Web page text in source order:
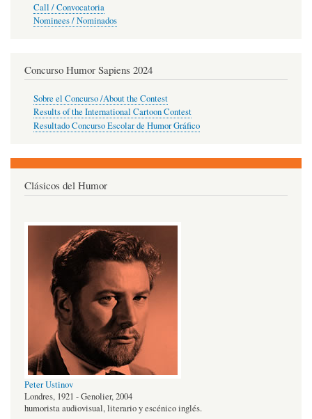
Call / Convocatoria
Nominees / Nominados
Concurso Humor Sapiens 2024
Sobre el Concurso /About the Contest
Results of the International Cartoon Contest
Resultado Concurso Escolar de Humor Gráfico
Clásicos del Humor
Peter Ustinov
Londres, 1921 - Genolier, 2004
humorista audiovisual, literario y escénico inglés.